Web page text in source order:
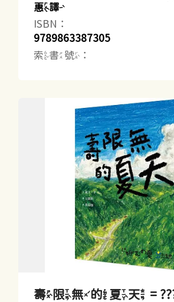
惠譯
ISBN：
9789863387305
索書號：
壽限無的夏天 =